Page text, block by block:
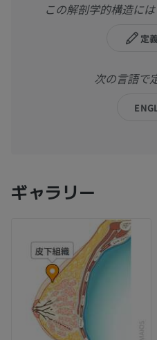
この解剖学的構造に
定
次の言語で
ギャラリー